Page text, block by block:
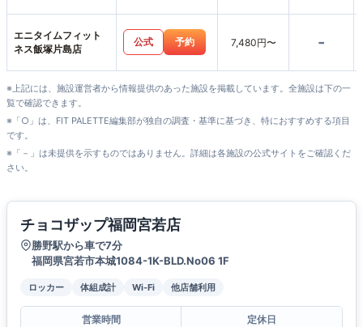
エニタイムフィット
ネス飯塚片島店
公式 予約 7,480円〜 -
※上記には、施設運営者から情報提供のあった施設を掲載しています。全施設は下の一
覧で確認できます。
※「○」は、FIT PALETTE編集部が独自の調査・基準に基づき、特におすすめする項目
です。
※「－」は未提供を示すものではありません。詳細は各施設の公式サイトをご確認くだ
さい。
チョコザップ福岡宮若店
勝野駅から車で7分
福岡県宮若市本城1084-1K-BLD.No06 1F
ロッカー 体組成計 Wi-Fi 他店舗利用
営業時間
定休日